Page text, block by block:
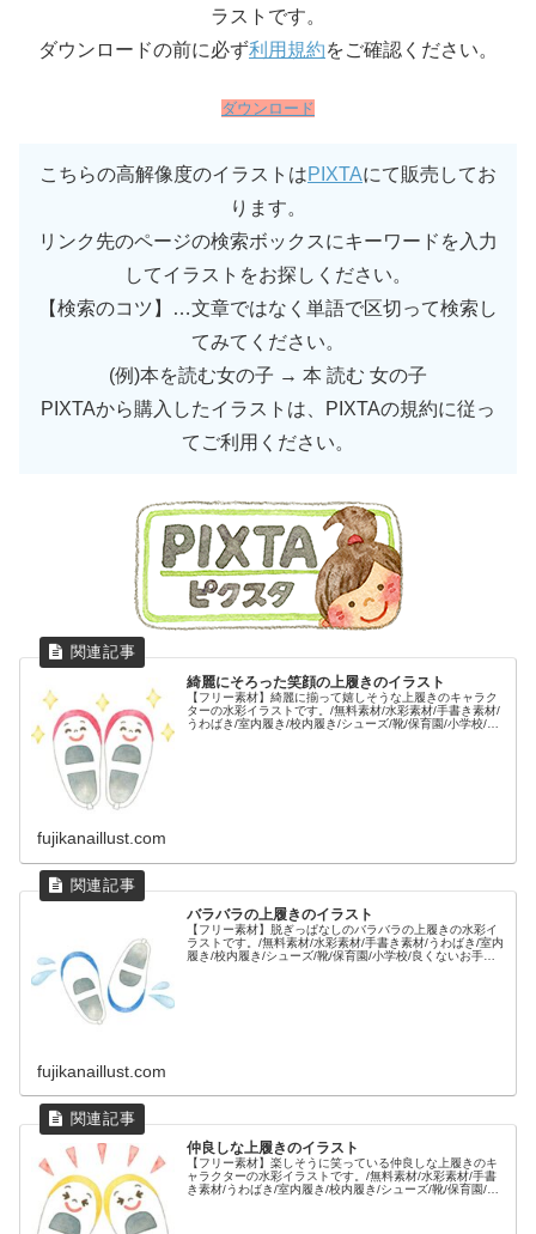
ラストです。
ダウンロードの前に必ず利用規約をご確認ください。
ダウンロード
こちらの高解像度のイラストはPIXTAにて販売してお
ります。
リンク先のページの検索ボックスにキーワードを入力
してイラストをお探しください。
【検索のコツ】…文章ではなく単語で区切って検索し
てみてください。
(例)本を読む女の子 → 本 読む 女の子
PIXTAから購入したイラストは、PIXTAの規約に従っ
てご利用ください。
綺麗にそろった笑顔の上履きのイラスト
【フリー素材】綺麗に揃って嬉しそうな上履きのキャラク
ターの水彩イラストです。/無料素材/水彩素材/手書き素材/
うわばき/室内履き/校内履き/シューズ/靴/保育園/小学校/顔
fujikanaillust.com
バラバラの上履きのイラスト
【フリー素材】脱ぎっぱなしのバラバラの上履きの水彩イ
ラストです。/無料素材/水彩素材/手書き素材/うわばき/室内
履き/校内履き/シューズ/靴/保育園/小学校/良くないお手本/
fujikanaillust.com
仲良しな上履きのイラスト
【フリー素材】楽しそうに笑っている仲良しな上履きのキ
ャラクターの水彩イラストです。/無料素材/水彩素材/手書
き素材/うわばき/室内履き/校内履き/シューズ/靴/保育園/小